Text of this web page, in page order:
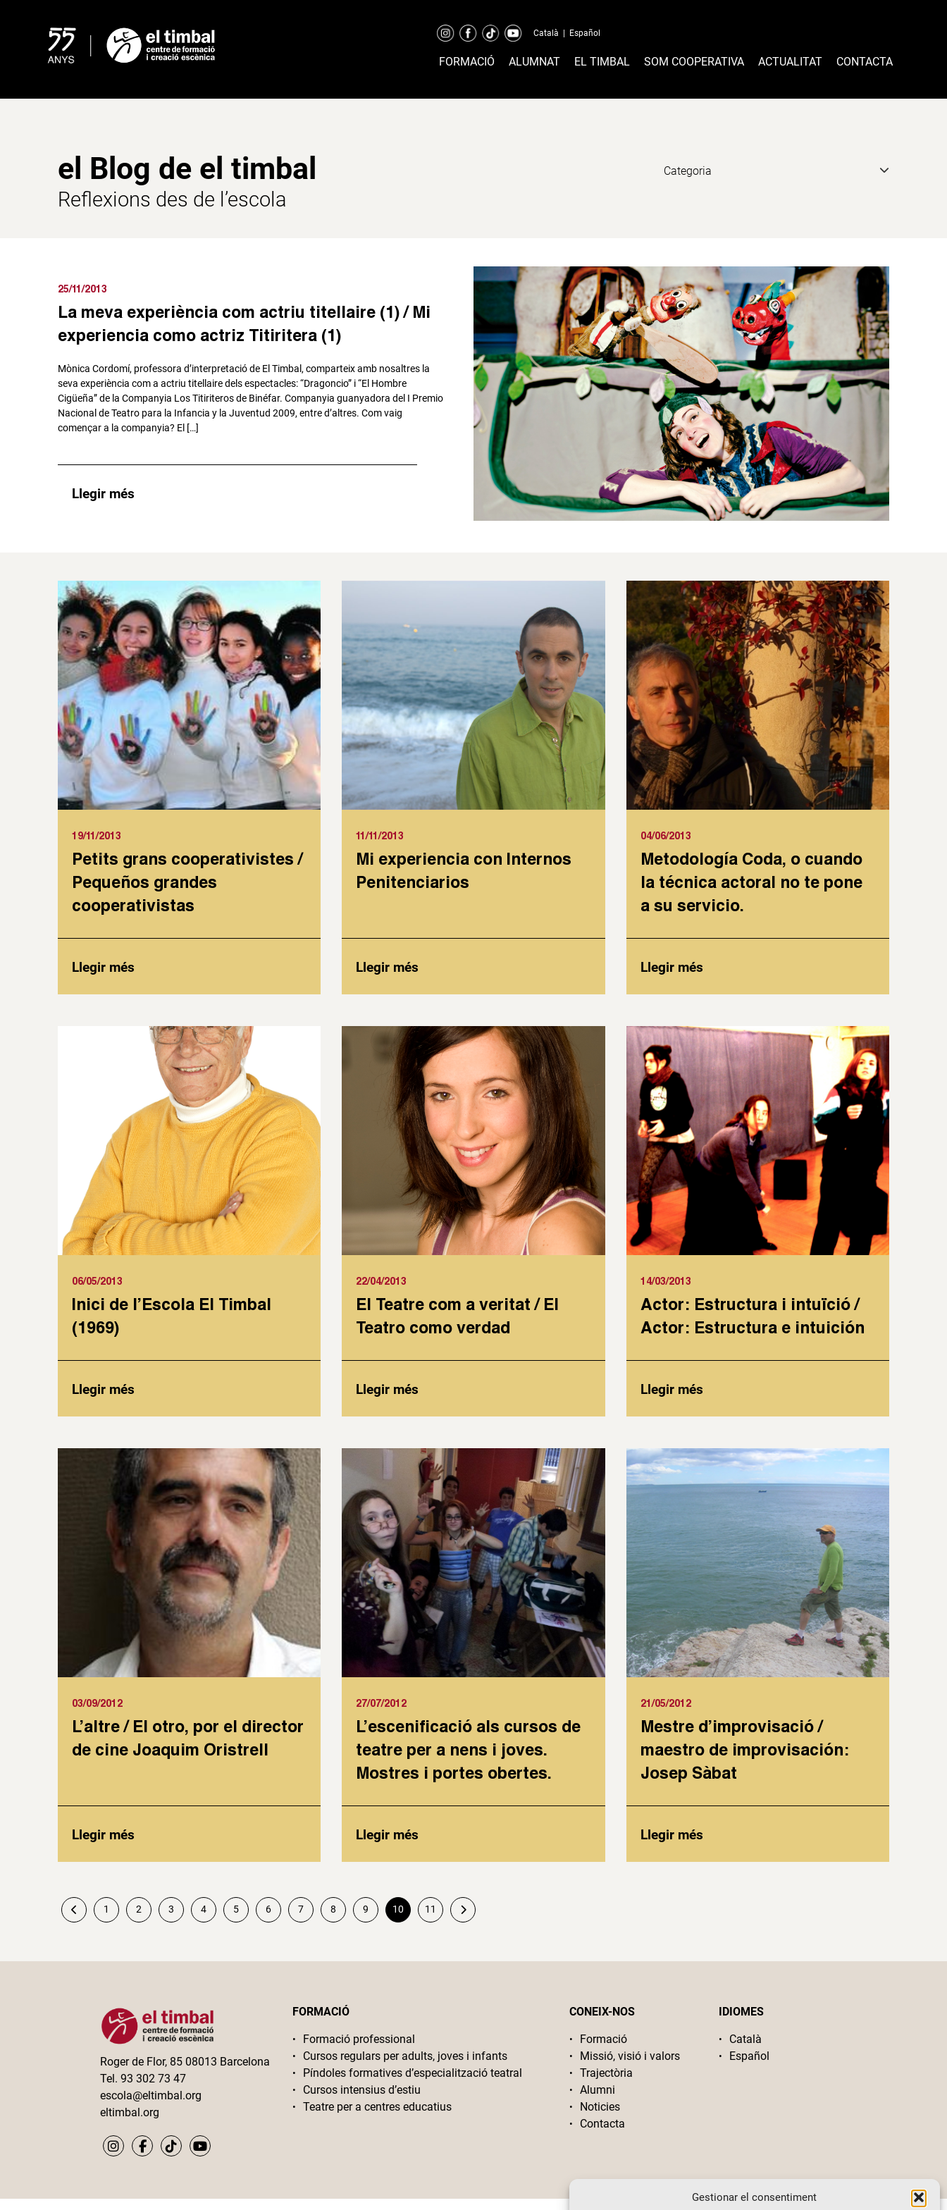
Gestionar el consentiment
Català Español
FORMACIÓ ALUMNAT EL TIMBAL SOM COOPERATIVA ACTUALITAT CONTACTA
el Blog de el timbal
Reflexions des de l’escola
25/11/2013
La meva experiència com actriu titellaire (1) / Mi
experiencia como actriz Titiritera (1)
Mònica Cordomí, professora d’interpretació de El Timbal, comparteix amb nosaltres la
seva experiència com a actriu titellaire dels espectacles: “Dragoncio” i “El Hombre
Cigüeña” de la Companyia Los Titiriteros de Binéfar. Companyia guanyadora del I Premio
Nacional de Teatro para la Infancia y la Juventud 2009, entre d’altres. Com vaig
començar a la companyia? El […]
Llegir més
19/11/2013
Petits grans cooperativistes /
Pequeños grandes
cooperativistas
Llegir més
11/11/2013
Mi experiencia con Internos
Penitenciarios
Llegir més
04/06/2013
Metodología Coda, o cuando
la técnica actoral no te pone
a su servicio.
Llegir més
06/05/2013
Inici de l’Escola El Timbal
(1969)
Llegir més
22/04/2013
El Teatre com a veritat / El
Teatro como verdad
Llegir més
14/03/2013
Actor: Estructura i intuïció /
Actor: Estructura e intuición
Llegir més
03/09/2012
L’altre / El otro, por el director
de cine Joaquim Oristrell
Llegir més
27/07/2012
L’escenificació als cursos de
teatre per a nens i joves.
Mostres i portes obertes.
Llegir més
21/05/2012
Mestre d’improvisació /
maestro de improvisación:
Josep Sàbat
Llegir més
Paginació
de
entrades
1 2 3 4 5 6 7 8 9 10 11
Roger de Flor, 85 08013 Barcelona
Tel. 93 302 73 47
escola@eltimbal.org
eltimbal.org
FORMACIÓ
Formació professional
Cursos regulars per adults, joves i infants
Píndoles formatives d’especialització teatral
Cursos intensius d’estiu
Teatre per a centres educatius
CONEIX-NOS
Formació
Missió, visió i valors
Trajectòria
Alumni
Noticies
Contacta
IDIOMES
Català
Español